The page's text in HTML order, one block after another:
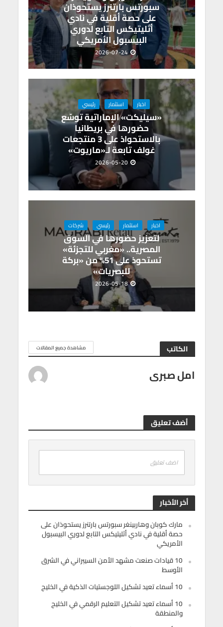
سبورتس بارتنرز يستحوذان
على حصة أقلية في نادي
أثليتيكس التابع لدوري
البيسبول الأمريكي
2026-07-24
اخبار استثمار رئيسي
«سيليكت» الإماراتية توسّع
حضورها في بريطانيا
بالاستحواذ على 3 منتجعات
غولف تابعة لـ«ماريوت»
2026-05-20
اخبار استثمار رئيسي شركات
لتعزيز حضورها في السوق
المصرية.. «مغربي للتجزئة»
تستحوذ على 51% من «بركة
للبصريات»
2026-05-18
الكاتب مشاهدة جميع المقالات
امل صبرى
أضف تعليق
اضف تعليق
أخر الأخبار
مارك كوبان وهاربينغر سبورتس بارتنرز يستحوذان على
حصة أقلية في نادي أثليتيكس التابع لدوري البيسبول
الأمريكي
10 قيادات صنعت مشهد الأمن السيبراني في الشرق
الأوسط
10 أسماء تعيد تشكيل اللوجستيات الذكية في الخليج
10 أسماء تعيد تشكيل التعليم الرقمي في الخليج
والمنطقة